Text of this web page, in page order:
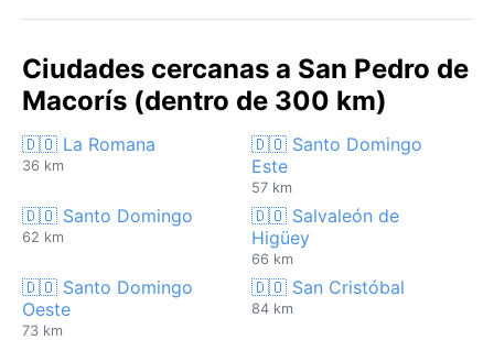
Ciudades cercanas a San Pedro de
Macorís (dentro de 300 km)
🇩🇴 La Romana
36 km
🇩🇴 Santo Domingo
Este
57 km
🇩🇴 Santo Domingo
62 km
🇩🇴 Salvaleón de
Higüey
66 km
🇩🇴 Santo Domingo
Oeste
73 km
🇩🇴 San Cristóbal
84 km